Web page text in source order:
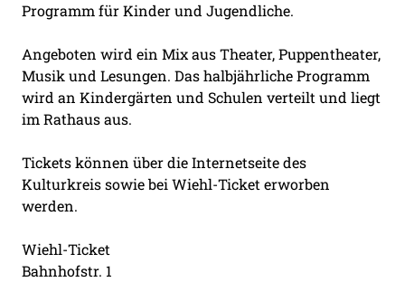
Beschreibung
Programm für Kinder und Jugendliche.
Angeboten wird ein Mix aus Theater, Puppentheater,
Musik und Lesungen. Das halbjährliche Programm
wird an Kindergärten und Schulen verteilt und liegt
im Rathaus aus.
Tickets können über die Internetseite des
Kulturkreis sowie bei Wiehl-Ticket erworben
werden.
Wiehl-Ticket
Bahnhofstr. 1